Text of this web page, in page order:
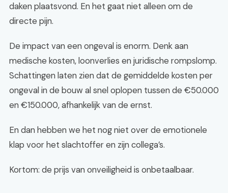
daken plaatsvond. En het gaat niet alleen om de
directe pijn.
De impact van een ongeval is enorm. Denk aan
medische kosten, loonverlies en juridische rompslomp.
Schattingen laten zien dat de gemiddelde kosten per
ongeval in de bouw al snel oplopen tussen de €50.000
en €150.000, afhankelijk van de ernst.
En dan hebben we het nog niet over de emotionele
klap voor het slachtoffer en zijn collega’s.
Kortom: de prijs van onveiligheid is onbetaalbaar.